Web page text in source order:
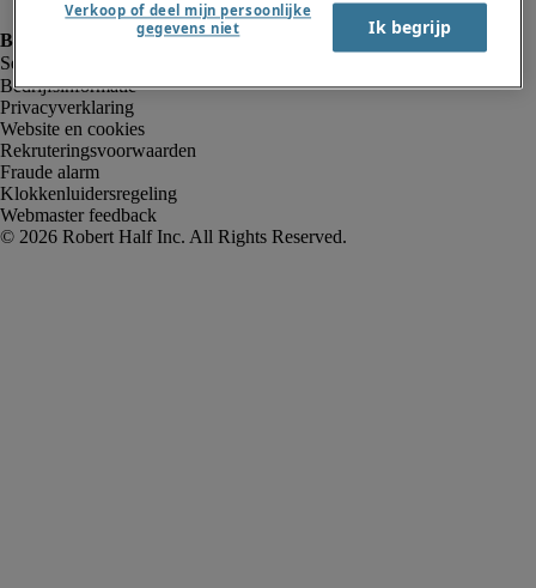
Bedrijfsinformatie
Privacyverklaring
Website en cookies
Rekruteringsvoorwaarden
Fraude alarm
Klokkenluidersregeling
Webmaster feedback
Verkoop of deel mijn persoonlijke
gegevens niet
Ik begrijp